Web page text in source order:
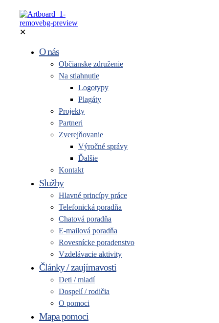
✕
O nás
Občianske združenie
Na stiahnutie
Logotypy
Plagáty
Projekty
Partneri
Zverejňovanie
Výročné správy
Ďalšie
Kontakt
Služby
Hlavné princípy práce
Telefonická poradňa
Chatová poradňa
E-mailová poradňa
Rovesnícke poradenstvo
Vzdelávacie aktivity
Články / zaujímavosti
Deti / mladí
Dospelí / rodičia
O pomoci
Mapa pomoci